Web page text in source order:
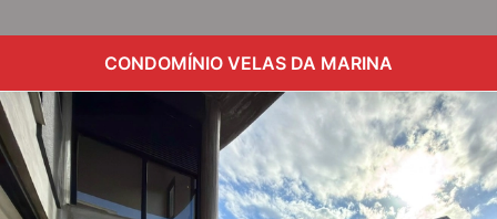
CONDOMÍNIO VELAS DA MARINA